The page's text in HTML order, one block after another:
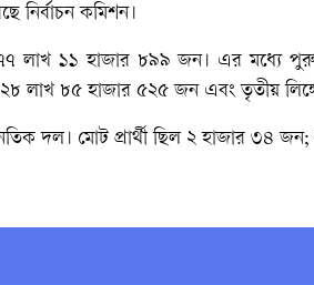
নির্বাচন কমিশন।
৭৭ লাখ ১১ হাজার ৮৯৯ জন। এর মধ্যে
লাখ ৮৫ হাজার ৫২৫ জন এবং তৃতীয়
দল। মোট প্রার্থী ছিল ২ হাজার ৩৪ জন;